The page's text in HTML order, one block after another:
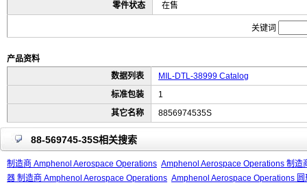
零件状态
在售
关键词
产品资料
数据列表
MIL-DTL-38999 Catalog
标准包装
1
其它名称
8856974535S
88-569745-35S相关搜索
制造商 Amphenol Aerospace Operations Amphenol Aerospace Operations 制
器 制造商 Amphenol Aerospace Operations Amphenol Aerospace Operations